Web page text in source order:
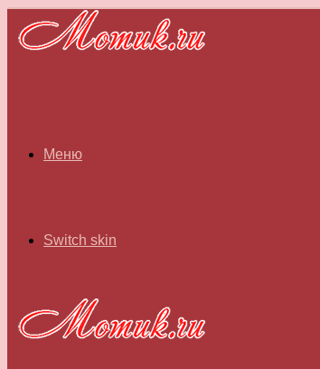
Меню
Switch skin